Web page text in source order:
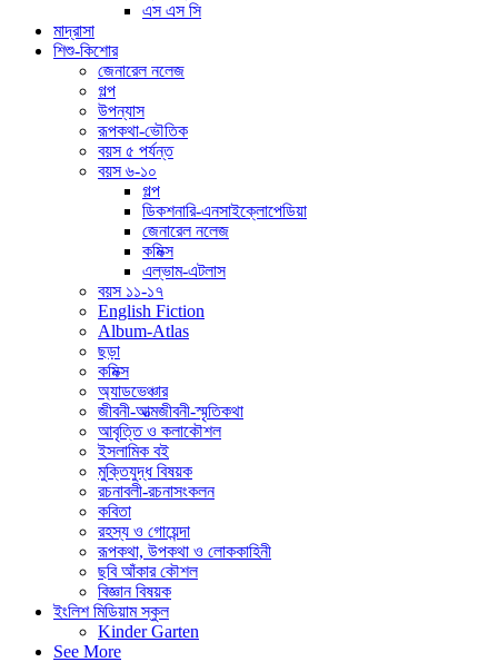
এস এস সি
মাদ্রাসা
শিশু-কিশোর
জেনারেল নলেজ
গল্প
উপন্যাস
রূপকথা-ভৌতিক
বয়স ৫ পর্যন্ত
বয়স ৬-১০
গল্প
ডিকশনারি-এনসাইক্লোপেডিয়া
জেনারেল নলেজ
কমিক্স
এল্ভাম-এটলাস
বয়স ১১-১৭
English Fiction
Album-Atlas
ছড়া
কমিক্স
অ্যাডভেঞ্চার
জীবনী-আত্মজীবনী-স্মৃতিকথা
আবৃত্তি ও কলাকৌশল
ইসলামিক বই
মুক্তিযুদ্ধ বিষয়ক
রচনাবলী-রচনাসংকলন
কবিতা
রহস্য ও গোয়েন্দা
রূপকথা, উপকথা ও লোককাহিনী
ছবি আঁকার কৌশল
বিজ্ঞান বিষয়ক
ইংলিশ মিডিয়াম স্কুল
Kinder Garten
See More